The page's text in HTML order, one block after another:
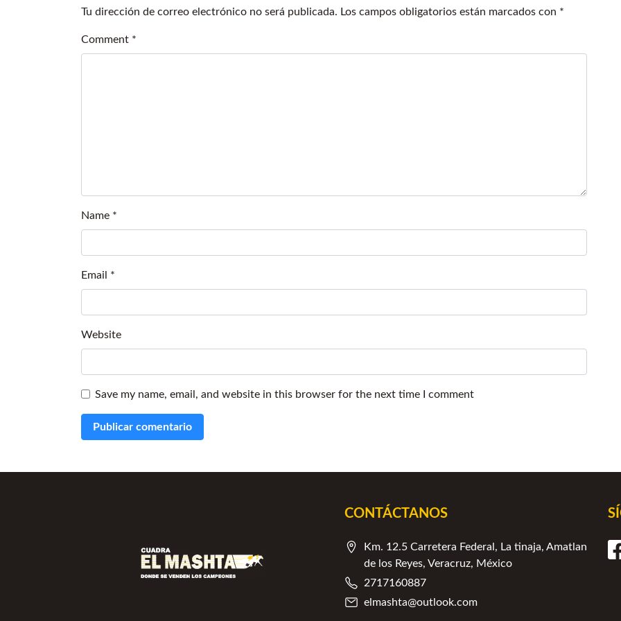
Tu dirección de correo electrónico no será publicada. Los campos obligatorios están marcados con *
Comment *
Name *
Email *
Website
Save my name, email, and website in this browser for the next time I comment
CONTÁCTANOS
Km. 12.5 Carretera Federal, La tinaja, Amatlan
de los Reyes, Veracruz, México
2717160887
elmashta@outlook.com